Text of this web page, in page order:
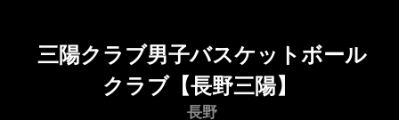
三陽クラブ男子バスケットボール
クラブ【長野三陽】
長野